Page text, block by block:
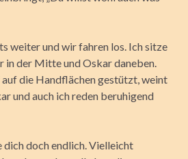
weiter und wir fahren los. Ich sitze
in der Mitte und Oskar daneben.
die Handflächen gestützt, weint
und auch ich reden beruhigend
dich doch endlich. Vielleicht